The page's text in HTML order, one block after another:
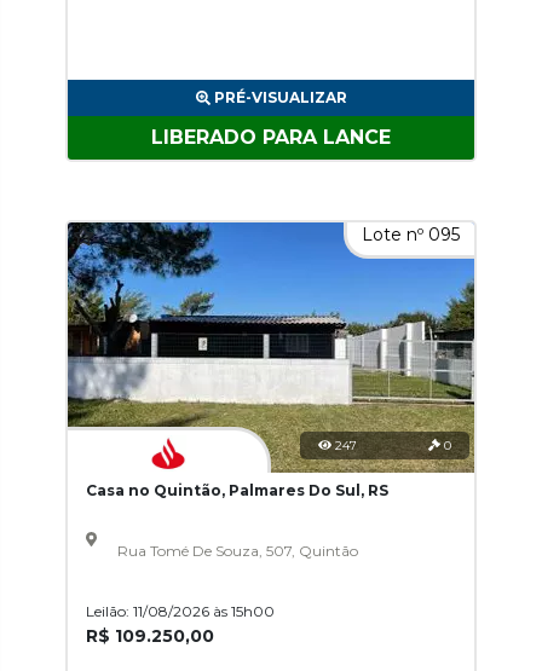
PRÉ-VISUALIZAR
LIBERADO PARA LANCE
Lote nº 095
247 0
Casa no Quintão, Palmares Do Sul, RS
Rua Tomé De Souza, 507, Quintão
Leilão: 11/08/2026 às 15h00
R$ 109.250,00